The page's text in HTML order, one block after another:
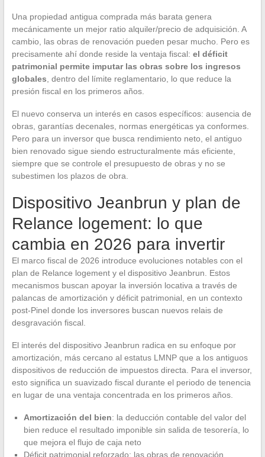
Una propiedad antigua comprada más barata genera
mecánicamente un mejor ratio alquiler/precio de adquisición. A
cambio, las obras de renovación pueden pesar mucho. Pero es
precisamente ahí donde reside la ventaja fiscal: el déficit
patrimonial permite imputar las obras sobre los ingresos
globales, dentro del límite reglamentario, lo que reduce la
presión fiscal en los primeros años.
El nuevo conserva un interés en casos específicos: ausencia de
obras, garantías decenales, normas energéticas ya conformes.
Pero para un inversor que busca rendimiento neto, el antiguo
bien renovado sigue siendo estructuralmente más eficiente,
siempre que se controle el presupuesto de obras y no se
subestimen los plazos de obra.
Dispositivo Jeanbrun y plan de
Relance logement: lo que
cambia en 2026 para invertir
El marco fiscal de 2026 introduce evoluciones notables con el
plan de Relance logement y el dispositivo Jeanbrun. Estos
mecanismos buscan apoyar la inversión locativa a través de
palancas de amortización y déficit patrimonial, en un contexto
post-Pinel donde los inversores buscan nuevos relais de
desgravación fiscal.
El interés del dispositivo Jeanbrun radica en su enfoque por
amortización, más cercano al estatus LMNP que a los antiguos
dispositivos de reducción de impuestos directa. Para el inversor,
esto significa un suavizado fiscal durante el periodo de tenencia
en lugar de una ventaja concentrada en los primeros años.
Amortización del bien: la deducción contable del valor del
bien reduce el resultado imponible sin salida de tesorería, lo
que mejora el flujo de caja neto
Déficit patrimonial reforzado: las obras de renovación